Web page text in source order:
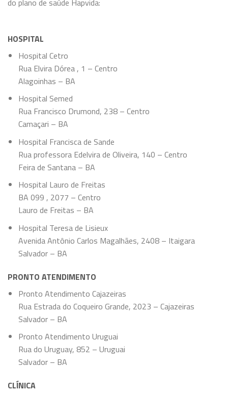
HOSPITAL
Hospital Cetro
Rua Elvira Dórea , 1 – Centro
Alagoinhas – BA
Hospital Semed
Rua Francisco Drumond, 238 – Centro
Camaçari – BA
Hospital Francisca de Sande
Rua professora Edelvira de Oliveira, 140 – Centro
Feira de Santana – BA
Hospital Lauro de Freitas
BA 099 , 2077 – Centro
Lauro de Freitas – BA
Hospital Teresa de Lisieux
Avenida Antônio Carlos Magalhães, 2408 – Itaigara
Salvador – BA
PRONTO ATENDIMENTO
Pronto Atendimento Cajazeiras
Rua Estrada do Coqueiro Grande, 2023 – Cajazeiras
Salvador – BA
Pronto Atendimento Uruguai
Rua do Uruguay, 852 – Uruguai
Salvador – BA
CLÍNICA